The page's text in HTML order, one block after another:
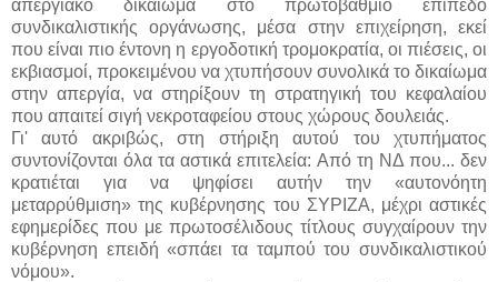
απεργιακό δικαίωμα στο πρωτοβάθμιο επίπεδο
συνδικαλιστικής οργάνωσης, μέσα στην επιχείρηση, εκεί
που είναι πιο έντονη η εργοδοτική τρομοκρατία, οι πιέσεις, οι
εκβιασμοί, προκειμένου να χτυπήσουν συνολικά το δικαίωμα
στην απεργία, να στηρίξουν τη στρατηγική του κεφαλαίου
που απαιτεί σιγή νεκροταφείου στους χώρους δουλειάς.
Γι' αυτό ακριβώς, στη στήριξη αυτού του χτυπήματος
συντονίζονται όλα τα αστικά επιτελεία: Από τη ΝΔ που... δεν
κρατιέται για να ψηφίσει αυτήν την «αυτονόητη
μεταρρύθμιση» της κυβέρνησης του ΣΥΡΙΖΑ, μέχρι αστικές
εφημερίδες που με πρωτοσέλιδους τίτλους συγχαίρουν την
κυβέρνηση επειδή «σπάει τα ταμπού του συνδικαλιστικού
νόμου».